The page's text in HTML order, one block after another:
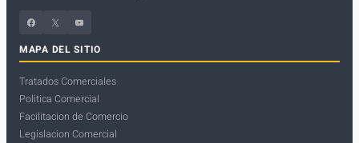
Facebook X
YouTube
MAPA DEL SITIO
Tratados Comerciales
Politica Comercial
Facilitacion de Comercio
Legislacion Comercial